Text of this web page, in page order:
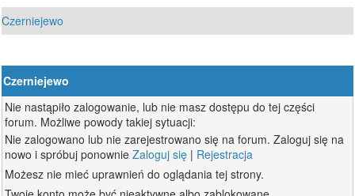
Czerniejewo
Czerniejewo
Nie nastąpiło zalogowanie, lub nie masz dostępu do tej części
forum. Możliwe powody takiej sytuacji:
Nie zalogowano lub nie zarejestrowano się na forum. Zaloguj się na
nowo i spróbuj ponownieZaloguj się | Rejestracja
Możesz nie mieć uprawnień do oglądania tej strony.